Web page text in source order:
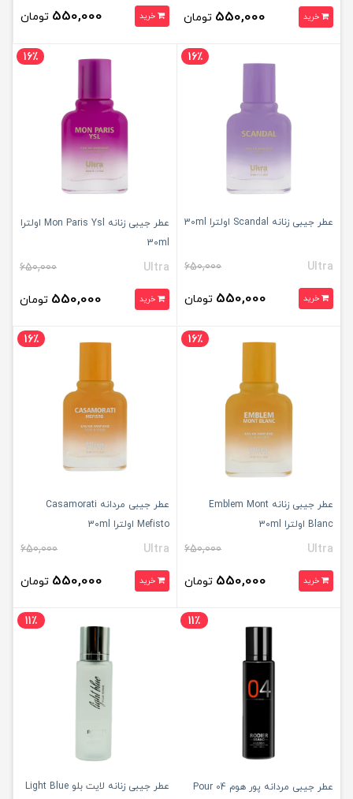
خرید 550,000 تومان خرید 550,000 تومان
16٪
عطر جیبی زنانه Scandal اولترا 30ml
Ultra
650,000
خرید 550,000 تومان
16٪
عطر جیبی زنانه Mon Paris Ysl اولترا
30ml
Ultra
650,000
خرید 550,000 تومان
16٪
عطر جیبی زنانه Emblem Mont
Blanc اولترا 30ml
Ultra
650,000
خرید 550,000 تومان
16٪
عطر جیبی مردانه Casamorati
Mefisto اولترا 30ml
Ultra
650,000
خرید 550,000 تومان
11٪
عطر جیبی مردانه پور هوم 04 Pour
11٪
عطر جیبی زنانه لایت بلو Light Blue